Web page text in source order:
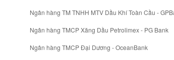
Ngân hàng TM TNHH MTV Dầu Khí Toàn Cầu -
Ngân hàng TMCP Xăng Dầu Petrolimex - PG Bank
Ngân hàng TMCP Đại Dương - OceanBank